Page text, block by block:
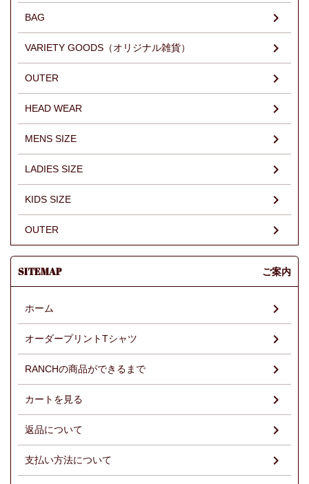
BAG
VARIETY GOODS（オリジナル雑貨）
OUTER
HEAD WEAR
MENS SIZE
LADIES SIZE
KIDS SIZE
OUTER
SITEMAP ご案内
ホーム
オーダープリントTシャツ
RANCHの商品ができるまで
カートを見る
返品について
支払い方法について